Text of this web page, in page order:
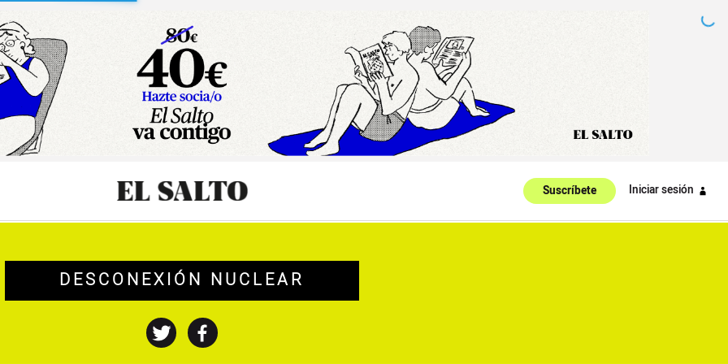
Suscríbete Iniciar sesión
DESCONEXIÓN NUCLEAR